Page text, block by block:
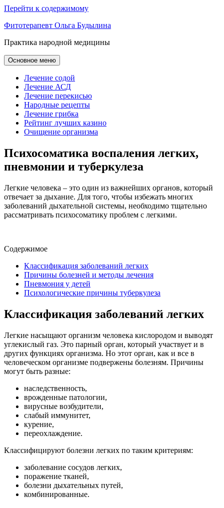
Перейти к содержимому
Фитотерапевт Ольга Будылина
Практика народной медицины
Основное меню
Лечение содой
Лечение АСД
Лечение перекисью
Народные рецепты
Лечение грибка
Рейтинг лучших казино
Очищение организма
Психосоматика воспаления легких,
пневмонии и туберкулеза
Легкие человека – это один из важнейших органов, который
отвечает за дыхание. Для того, чтобы избежать многих
заболеваний дыхательной системы, необходимо тщательно
рассматривать психосоматику проблем с легкими.
Содержимое
Классификация заболеваний легких
Причины болезней и методы лечения
Пневмония у детей
Психологические причины туберкулеза
Классификация заболеваний легких
Легкие насыщают организм человека кислородом и выводят
углекислый газ. Это парный орган, который участвует и в
других функциях организма. Но этот орган, как и все в
человеческом организме подвержены болезням. Причины
могут быть разные:
наследственность,
врожденные патологии,
вирусные возбудители,
слабый иммунитет,
курение,
переохлаждение.
Классифицируют болезни легких по таким критериям:
заболевание сосудов легких,
поражение тканей,
болезни дыхательных путей,
комбинированные.